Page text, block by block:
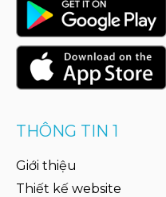
THÔNG TIN 1
Giới thiệu
Thiết kế website